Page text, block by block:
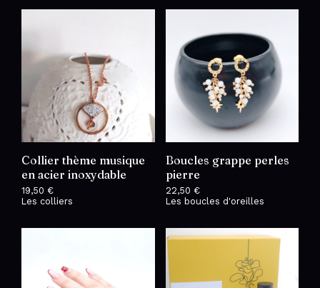
Collier thème musique
en acier inoxydable
19,50 €
Les colliers
Boucles grappe perles
pierre
22,50 €
Les boucles d'oreilles